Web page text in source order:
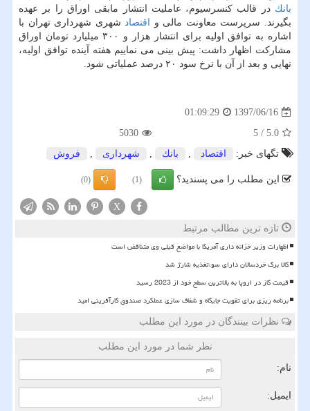
بانك در قالب كنسرسیوم، عاملیت انتشار مابقی اوراق را بر عهده
بگیرند. سرپرست معاونت مالی و اقتصاد شهری شهرداری تهران با
اشاره به توافق اولیه برای انتشار هزار و ۳۰۰ میلیارد تومان اوراق
مشاركت اظهار داشت: پیش بینی می نماییم هفته آینده توافق اولیه،
نهایی و بعد از آن با نرخ سود ۲۰ درصد عملیاتی شود.
1397/06/16
01:09:29
5.0
/
5
5030
تگهای خبر:
اقتصاد , بانك , شهرداری , فروش
این مطلب را می پسندید؟ (1)
(0)
X
تازه ترین مطالب مرتبط
اظهارات وزیر خزانه داری آمریکا با مواضع قبلی وی متناقض است
کالا برگ خردسالان دارای سوءتغذیه شارژ شد
قیمت گاز در اروپا به بالاترین سطح خود از 2023 رسید
برنامه ریزی برای تقویت جایگاه و شفاف سازی عملکرد صندوق کارآفرینی امید
نظرات بینندگان در مورد این مطلب
نظر شما در مورد این مطلب
نام:
ایمیل: